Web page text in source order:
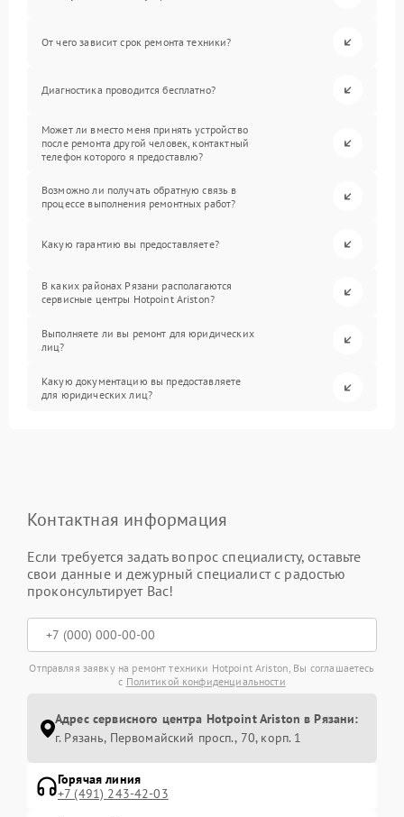
От чего зависит срок ремонта техники?
Диагностика проводится бесплатно?
Может ли вместо меня принять устройство
после ремонта другой человек, контактный
телефон которого я предоставлю?
Возможно ли получать обратную связь в
процессе выполнения ремонтных работ?
Какую гарантию вы предоставляете?
В каких районах Рязани располагаются
сервисные центры Hotpoint Ariston?
Выполняете ли вы ремонт для юридических
лиц?
Какую документацию вы предоставляете
для юридических лиц?
Контактная информация
Если требуется задать вопрос специалисту, оставьте
свои данные и дежурный специалист с радостью
проконсультирует Вас!
Отправляя заявку на ремонт техники Hotpoint Ariston, Вы соглашаетесь
с Политикой конфиденциальности
Адрес сервисного центра Hotpoint Ariston в Рязани:
г. Рязань, Первомайский просп., 70, корп. 1
Горячая линия
+7 (491) 243-42-03